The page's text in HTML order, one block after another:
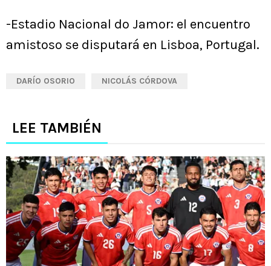
-Estadio Nacional do Jamor: el encuentro
amistoso se disputará en Lisboa, Portugal.
DARÍO OSORIO NICOLÁS CÓRDOVA
LEE TAMBIÉN